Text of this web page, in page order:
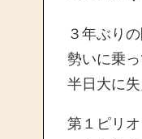
３年ぶり
勢いに乗
半日大に
第１ピリ